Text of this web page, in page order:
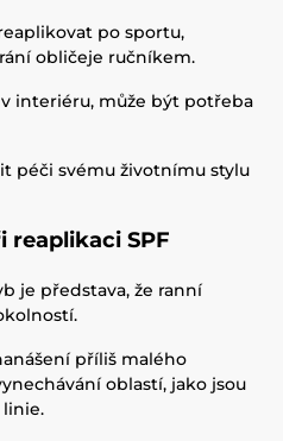
po sportu,
obličeje ručníkem.
interiéru, může být potřeba
péči svému životnímu stylu
reaplikaci SPF
je představa, že ranní
příliš malého
oblastí, jako jsou
linie.